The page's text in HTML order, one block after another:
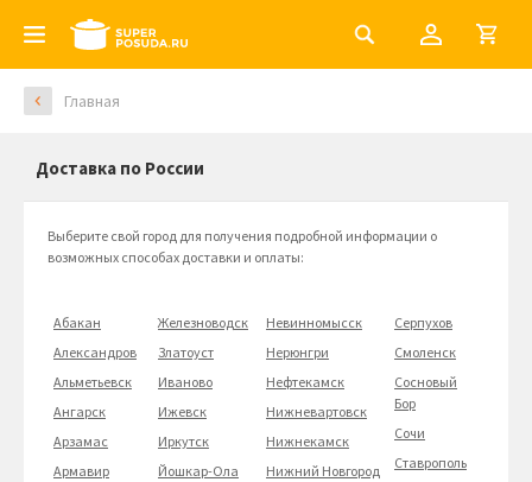
Главная
Доставка по России
Выберите свой город для получения подробной информации о
возможных способах доставки и оплаты:
Абакан
Александров
Альметьевск
Ангарск
Арзамас
Армавир
Железноводск
Златоуст
Иваново
Ижевск
Иркутск
Йошкар-Ола
Невинномысск
Нерюнгри
Нефтекамск
Нижневартовск
Нижнекамск
Нижний Новгород
Серпухов
Смоленск
Сосновый
Бор
Сочи
Ставрополь